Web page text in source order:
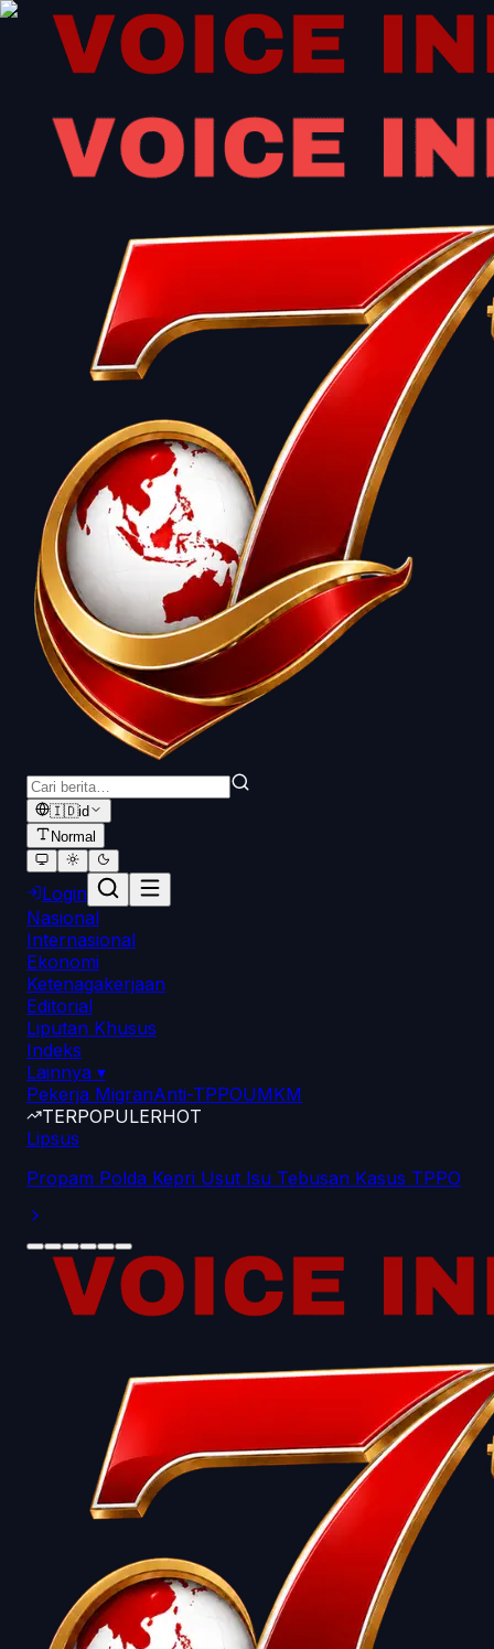
🇮🇩id
Normal
Login
Nasional
Internasional
Ekonomi
Ketenagakerjaan
Editorial
Liputan Khusus
Indeks
Lainnya ▾
Pekerja MigranAnti-TPPOUMKM
TERPOPULERHOT
Lipsus
Propam Polda Kepri Usut Isu Tebusan Kasus TPPO